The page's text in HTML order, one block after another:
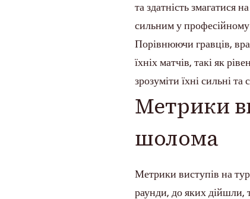
та здатність змагатися
сильним у професійному
Порівнюючи гравців,
їхніх матчів, такі як
зрозуміти їхні сильні та
Метрики
шолома
Метрики виступів на
раунди, до яких дійшли,